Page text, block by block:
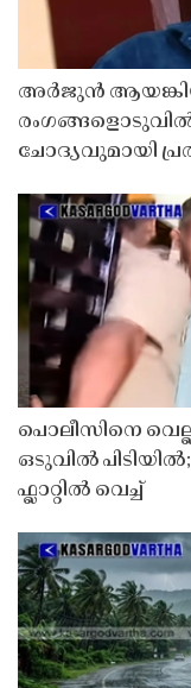
അർജുൻ
ചോദ്യവുമായി
പൊലീസിനെ
ഒടുവിൽ
ഫ്ലാറ്റിൽ വെച്ച്